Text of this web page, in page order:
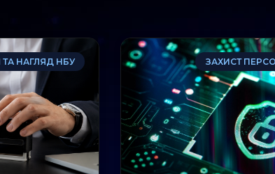
НАГЛЯД НБУ ЗАХИСТ